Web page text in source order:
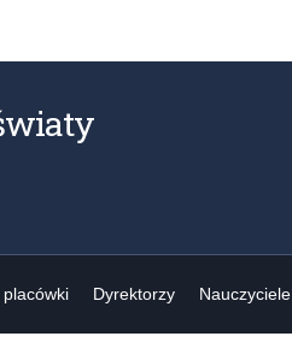
placówki Dyrektorzy Nauczyciele